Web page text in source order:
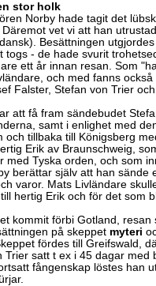
stor holk
Norby hade tagit det
vet vi att han
Besättningen
togs - de hade svurit
ett år innan resan. Som
och med fanns också
Falster, Stefan von Trier
att få fram sändebudet
samt i enlighet med
och tillbaka till Königsberg
Erik av Braunschweig,
med Tyska orden, och som
berättar själv att han sände
varor. Mats Livländare
hertig Erik och för det som
kommit förbi Gotland,
på skeppet myteri
fördes till Greifswald,
Trier satt t ex i 45 dagar med
fångenskap löstes han